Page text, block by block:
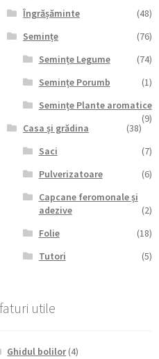
Îngrășăminte
(48)
Semințe
(76)
Semințe Legume
(74)
Semințe Porumb
(1)
Semințe Plante aromatice
(9)
Casa și grădina
(38)
Saci
(7)
Pulverizatoare
(6)
Capcane feromonale și
adezive
(2)
Folie
(18)
Tutori
(5)
utile
Ghidul bolilor(4)